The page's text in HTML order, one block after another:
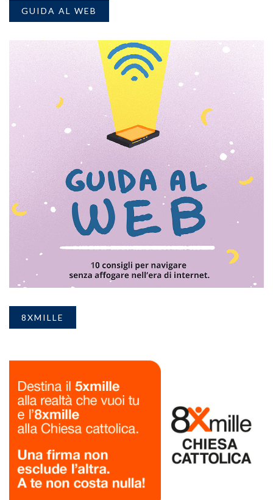
GUIDA AL WEB
8XMILLE